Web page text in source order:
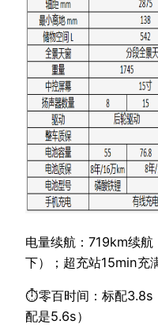
电量续航：719km续
下）；超充站15min充
⏱零百时间：标配3.8s
配是5.6s）